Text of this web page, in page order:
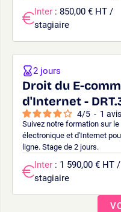
Inter : 850,00 € HT /
stagiaire
Droit du E-
d'Internet -
4/5 - 1 avis
Suivez notre formation sur
électronique et d'Internet
ligne. Stage de 2 jours.
2 jours
Inter : 1 590,00 € HT /
stagiaire